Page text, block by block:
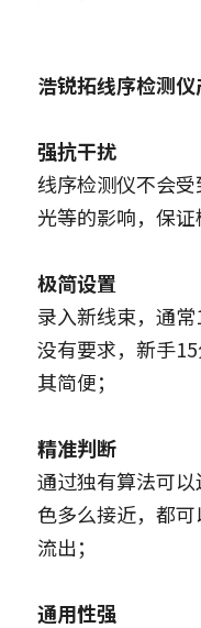
浩锐拓线序检测仪
强抗干扰
线序检测仪不会
光等的影响，保证
极简设置
录入新线束，通
没有要求，新手
其简便；
精准判断
通过独有算法可
色多么接近，都
流出；
通用性强